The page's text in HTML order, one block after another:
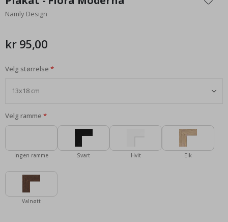
begynnelsen
av
Namly Design
kr 95,00
Velg størrelse
Velg ramme
Ingen ramme Svart Hvit Eik
Valnøtt